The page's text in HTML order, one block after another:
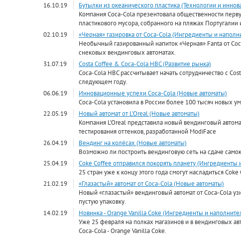
16.10.19
Бутылки из океанического пластика (Технологии и
Компания Coca-Cola презентовала общественности
пластикового мусора, собранного на пляжах Португалии
02.10.19
«Черная» газировка от Coca-Cola (Ингредиенты и
Необычный газированный напиток «Черная» Fanta от
снековых вендинговых автоматах.
31.07.19
Costa Coffee & Coca-Cola HBC (Развитие рынка)
Coca-Cola HBC рассчитывает начать сотрудничество с
следующем году.
06.06.19
Инновационные успехи Coca-Cola (Новые автоматы)
Coca-Cola установила в России более 100 тысяч новых
22.05.19
Новый автомат от L’Oreal (Новые автоматы)
Компания L’Oreal представила новый вендинговый
тестирования оттенков, разработанной ModiFace
26.04.19
Вендинг на колёсах (Новые автоматы)
Возможно ли построить вендинговую сеть на сдаче
25.04.19
Coke Coffee отправился покорять планету (Ингредиенты
25 стран уже к концу этого года смогут насладиться
21.02.19
«Глазастый» автомат от Coca-Cola (Новые автоматы)
Новый «глазастый» вендинговый автомат от Coca-Cola
пустую упаковку.
14.02.19
Новинка - Orange Vanilla Coke (Ингредиенты и
Уже 25 февраля на полках магазинов и в вендинговых
Coca-Cola - Orange Vanilla Coke.